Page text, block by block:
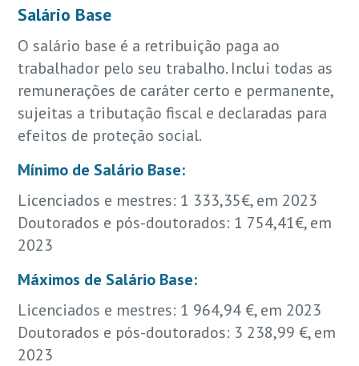
Salário Base
O salário base é a retribuição paga ao
trabalhador pelo seu trabalho. Inclui todas as
remunerações de caráter certo e permanente,
sujeitas a tributação fiscal e declaradas para
efeitos de proteção social.
Mínimo de Salário Base:
Licenciados e mestres: 1 333,35€, em 2023
Doutorados e pós-doutorados: 1 754,41€, em
2023
Máximos de Salário Base:
Licenciados e mestres: 1 964,94 €, em 2023
Doutorados e pós-doutorados: 3 238,99 €, em
2023